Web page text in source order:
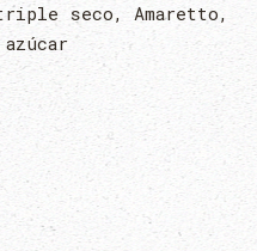
seco, Amaretto,